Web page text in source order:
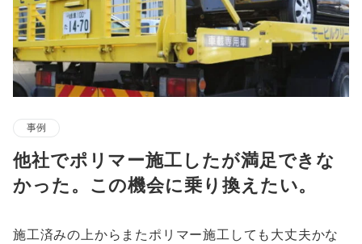
事例
他社でポリマー施工したが満足できな
かった。この機会に乗り換えたい。
施工済みの上からまたポリマー施工しても大丈夫かな